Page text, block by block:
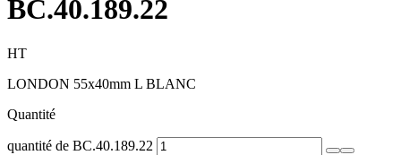
BC.40.189.22
HT
LONDON 55x40mm L BLANC
Quantité
quantité de BC.40.189.22